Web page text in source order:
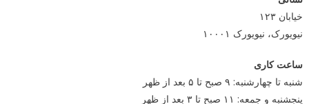
خیابان ۱۲۳
نیویورک، نیویورک ۱۰۰۰۱
ساعت کاری
شنبه تا چهارشنبه: ۹ صبح تا ۵ بعد از ظهر
پنجشنبه و جمعه: ۱۱ صبح تا ۳ بعد از ظهر